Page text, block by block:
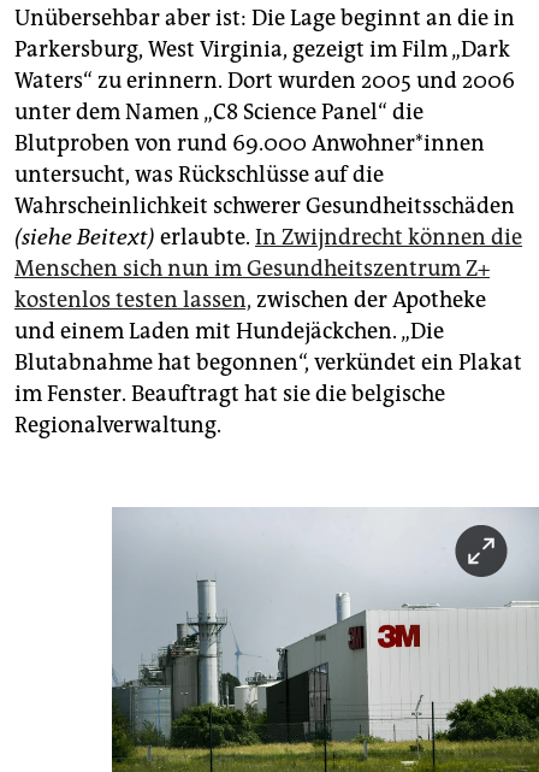
Unübersehbar aber ist: Die Lage beginnt an die in
Parkersburg, West Virginia, gezeigt im Film „Dark
Waters“ zu erinnern. Dort wurden 2005 und 2006
unter dem Namen „C8 Science Panel“ die
Blutproben von rund 69.000 An­woh­ne­r*in­nen
untersucht, was Rückschlüsse auf die
Wahrscheinlichkeit schwerer Gesundheitsschäden
(siehe Beitext) erlaubte. In Zwijndrecht können die
Menschen sich nun im Gesundheitszentrum Z+
kostenlos testen lassen, zwischen der Apotheke
und einem Laden mit Hundejäckchen. „Die
Blutabnahme hat begonnen“, verkündet ein Plakat
im Fenster. Beauftragt hat sie die belgische
Regionalverwaltung.